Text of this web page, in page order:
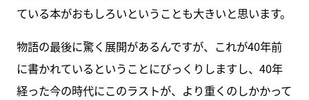
ている本がおもしろいということも大きいと思います。
物語の最後に驚く展開があるんですが、これが40年前
に書かれているということにびっくりしますし、40年
経った今の時代にこのラストが、より重くのしかかって